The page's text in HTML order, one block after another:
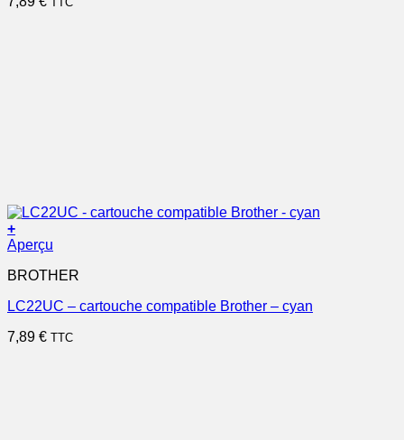
+
Aperçu
BROTHER
LC22UC – cartouche compatible Brother – cyan
7,89 € TTC